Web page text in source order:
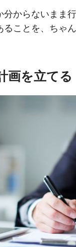
分からないまま
ることを、ちゃ
画を立てる